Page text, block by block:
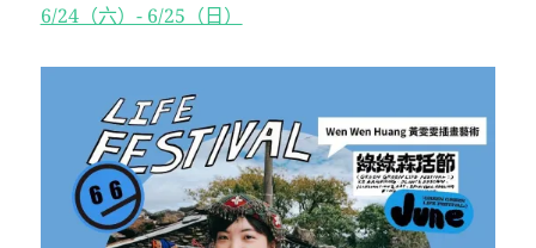
6/24（六）- 6/25（日）